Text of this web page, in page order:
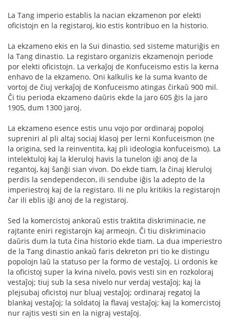
La Tang imperio establis la nacian ekzamenon por elekti
oficistojn en la registaroj, kio estis kontribuo en la historio.
La ekzameno ekis en la Sui dinastio, sed sisteme maturiĝis en
la Tang dinastio. La registaro organizis ekzamenojn periode
por elekti oficistojn. La verkaĵoj de Konfuceismo estis la kerna
enhavo de la ekzameno. Oni kalkulis ke la suma kvanto de
vortoj de ĉiuj verkaĵoj de Konfuceismo atingas ĉirkaŭ 900 mil.
Ĉi tiu perioda ekzameno daŭris ekde la jaro 605 ĝis la jaro
1905, dum 1300 jaroj.
La ekzameno esence estis unu vojo por ordinaraj popoloj
supreniri al pli altaj sociaj klasoj per lerni Konfuceismon (ne
la origina, sed la reinventita, kaj pli ideologia konfuceismo). La
intelektuloj kaj la kleruloj havis la tunelon iĝi anoj de la
regantoj, kaj ŝanĝi sian vivon. Do ekde tiam, la ĉinaj kleruloj
perdis la sendependecon, ili sendube iĝis la adepto de la
imperiestroj kaj de la registaro. Ili ne plu kritikis la registarojn
ĉar ili eblis iĝi anoj de la registaroj.
Sed la komercistoj ankoraŭ estis traktita diskriminacie, ne
rajtante eniri registarojn kaj armeojn. Ĉi tiu diskriminacio
daŭris dum la tuta ĉina historio ekde tiam. La dua imperiestro
de la Tang dinastio ankaŭ faris dekreton pri tio ke distingu
popolojn laŭ la statuso per la formo de vestaĵoj. Li ordonis ke
la oficistoj super la kvina nivelo, povis vesti sin en rozkoloraj
vestaĵoj; tiuj sub la sesa nivelo nur verdaj vestaĵoj; kaj la
plejsubaj oficistoj nur bluaj vestaĵoj; ordinaraj regatoj la
blankaj vestaĵoj; la soldatoj la flavaj vestaĵoj; kaj la komercistoj
nur rajtis vesti sin en la nigraj vestaĵoj.